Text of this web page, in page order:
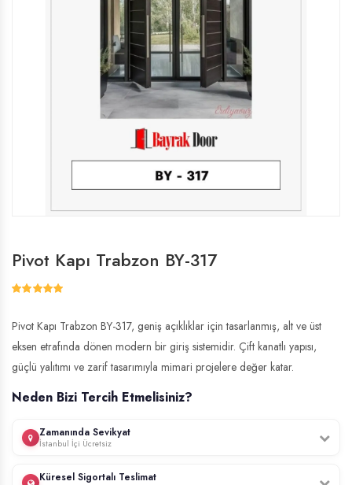
Pivot Kapı Trabzon BY-317
Pivot Kapı Trabzon BY-317, geniş açıklıklar için tasarlanmış, alt ve üst
eksen etrafında dönen modern bir giriş sistemidir. Çift kanatlı yapısı,
güçlü yalıtımı ve zarif tasarımıyla mimari projelere değer katar.
Neden Bizi Tercih Etmelisiniz?
Zamanında Sevikyat
İstanbul İçi Ücretsiz
Kapınızın ölçülerini yerinde alır, uzman montaj ekibimiz tarafından
Küresel Sigortalı Teslimat